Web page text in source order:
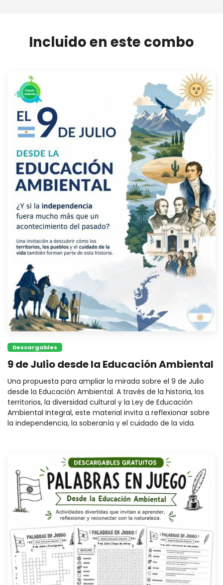
Incluido en este combo
Descargables
9 de Julio desde la Educación Ambiental
Una propuesta para ampliar la mirada sobre el 9 de Julio
desde la Educación Ambiental. A través de la historia, los
territorios, la diversidad cultural y la Ley de Educación
Ambiental Integral, este material invita a reflexionar sobre
la independencia, la soberanía y el cuidado de la vida.